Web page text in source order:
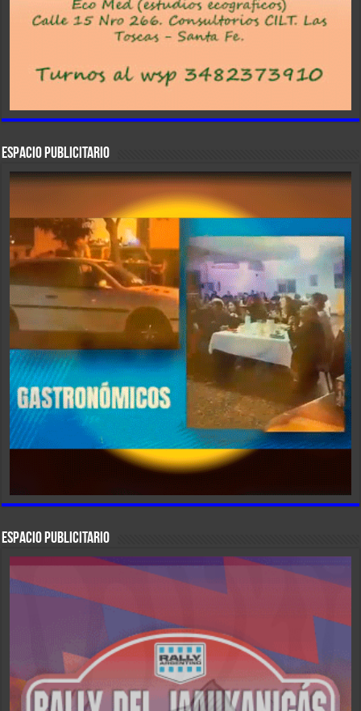
ESPACIO PUBLICITARIO
ESPACIO PUBLICITARIO